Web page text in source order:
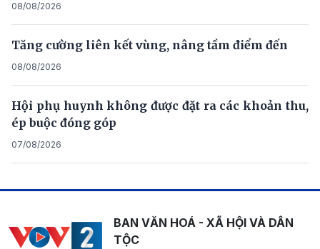
08/08/2026
Tăng cường liên kết vùng, nâng tầm điểm đến
08/08/2026
Hội phụ huynh không được đặt ra các khoản thu,
ép buộc đóng góp
07/08/2026
BAN VĂN HOÁ - XÃ HỘI VÀ DÂN
TỘC